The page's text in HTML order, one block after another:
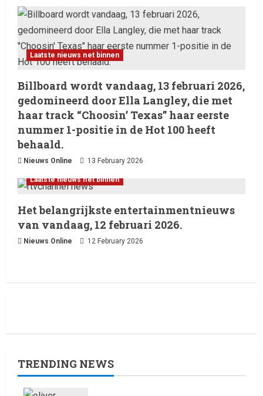
Laatste nieuws net binnen
Billboard wordt vandaag, 13 februari 2026,
gedomineerd door Ella Langley, die met
haar track “Choosin’ Texas” haar eerste
nummer 1-positie in de Hot 100 heeft
behaald.
Nieuws Online 13 February 2026
Laatste nieuws net binnen
Het belangrijkste entertainmentnieuws
van vandaag, 12 februari 2026.
Nieuws Online 12 February 2026
TRENDING NEWS